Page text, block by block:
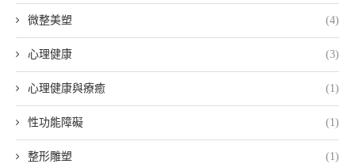
微整美塑 (4)
心理健康 (3)
心理健康與療癒 (1)
性功能障礙 (1)
整形雕塑 (1)